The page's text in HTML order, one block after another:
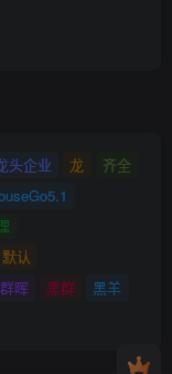
头企业 龙
齐全
默认
晖 黑群
黑羊